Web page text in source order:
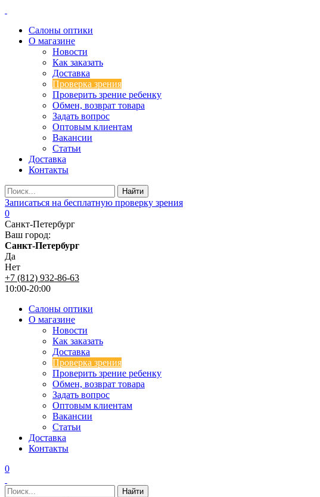
Салоны оптики
О магазине
Новости
Как заказать
Доставка
Проверка зрения
Проверить зрение ребенку
Обмен, возврат товара
Задать вопрос
Оптовым клиентам
Вакансии
Статьи
Доставка
Контакты
Записаться на бесплатную проверку зрения
0
Санкт-Петербург
Ваш город:
Санкт-Петербург
Да
Нет
+7 (812) 932-86-63
10:00-20:00
Салоны оптики
О магазине
Новости
Как заказать
Доставка
Проверка зрения
Проверить зрение ребенку
Обмен, возврат товара
Задать вопрос
Оптовым клиентам
Вакансии
Статьи
Доставка
Контакты
0